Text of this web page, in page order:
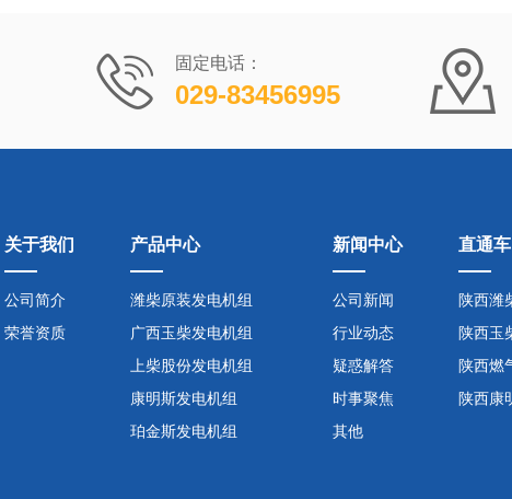
固定电话：
029-83456995
关于我们
公司简介
荣誉资质
产品中心
潍柴原装发电机组
广西玉柴发电机组
上柴股份发电机组
康明斯发电机组
珀金斯发电机组
新闻中心
公司新闻
行业动态
疑惑解答
时事聚焦
其他
直通车